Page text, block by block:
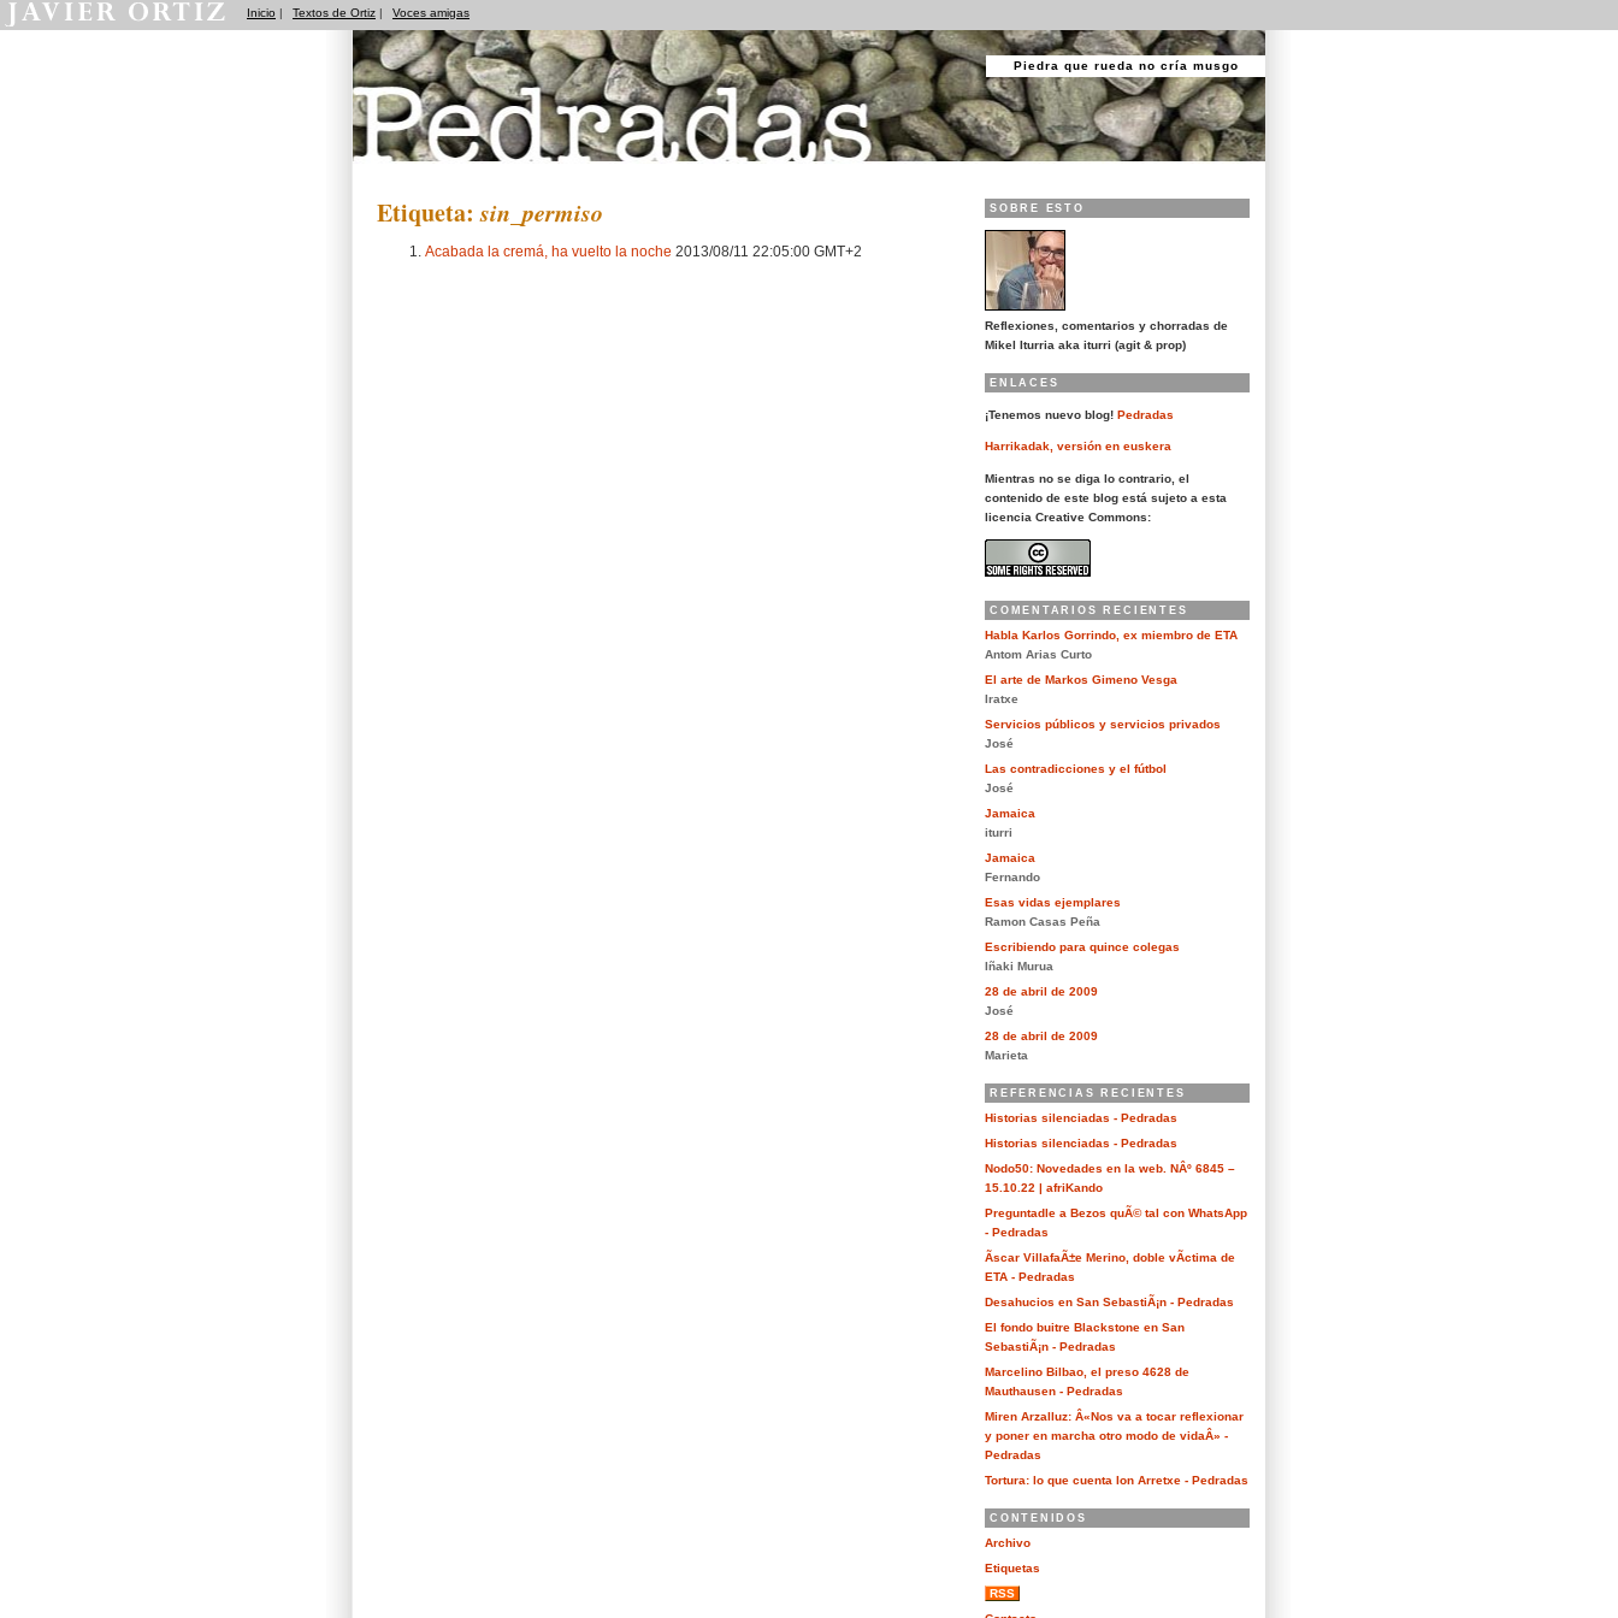
Inicio | Textos de Ortiz | Voces amigas
Piedra que rueda no cría musgo
Etiqueta:sin_permiso
Acabada la cremá, ha vuelto la noche 2013/08/11 22:05:00 GMT+2
SOBRE ESTO
Reflexiones, comentarios y chorradas de
Mikel Iturria aka iturri (agit & prop)
ENLACES
¡Tenemos nuevo blog! Pedradas
Harrikadak, versión en euskera
Mientras no se diga lo contrario, el
contenido de este blog está sujeto a esta
licencia Creative Commons:
COMENTARIOS RECIENTES
Habla Karlos Gorrindo, ex miembro de ETA
Antom Arias Curto
El arte de Markos Gimeno Vesga
Iratxe
Servicios públicos y servicios privados
José
Las contradicciones y el fútbol
José
Jamaica
iturri
Jamaica
Fernando
Esas vidas ejemplares
Ramon Casas Peña
Escribiendo para quince colegas
Iñaki Murua
28 de abril de 2009
José
28 de abril de 2009
Marieta
REFERENCIAS RECIENTES
Historias silenciadas - Pedradas
Historias silenciadas - Pedradas
Nodo50: Novedades en la web. NÂº 6845 –
15.10.22 | afriKando
Preguntadle a Bezos quÃ© tal con WhatsApp
- Pedradas
Ãscar VillafaÃ±e Merino, doble vÃ­ctima de
ETA - Pedradas
Desahucios en San SebastiÃ¡n - Pedradas
El fondo buitre Blackstone en San
SebastiÃ¡n - Pedradas
Marcelino Bilbao, el preso 4628 de
Mauthausen - Pedradas
Miren Arzalluz: Â«Nos va a tocar reflexionar
y poner en marcha otro modo de vidaÂ» -
Pedradas
Tortura: lo que cuenta Ion Arretxe - Pedradas
CONTENIDOS
Archivo
Etiquetas
RSS